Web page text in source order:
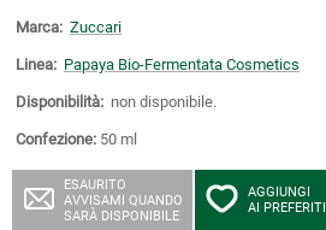
Marca: Zuccari
Linea: Papaya Bio-Fermentata Cosmetics
Disponibilità: non disponibile.
Confezione: 50 ml
ESAURITO
AVVISAMI QUANDO
SARÀ DISPONIBILE
AGGIUNGI
AI PREFERITI